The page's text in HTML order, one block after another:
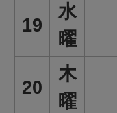
19
水
曜
20
木
曜